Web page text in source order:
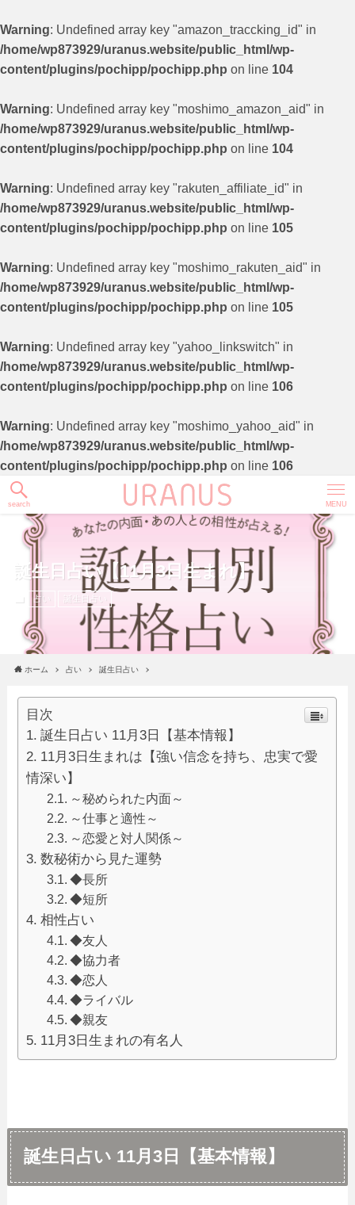
Warning: Undefined array key "amazon_traccking_id" in
/home/wp873929/uranus.website/public_html/wp-
content/plugins/pochipp/pochipp.php on line 104
Warning: Undefined array key "moshimo_amazon_aid" in
/home/wp873929/uranus.website/public_html/wp-
content/plugins/pochipp/pochipp.php on line 104
Warning: Undefined array key "rakuten_affiliate_id" in
/home/wp873929/uranus.website/public_html/wp-
content/plugins/pochipp/pochipp.php on line 105
Warning: Undefined array key "moshimo_rakuten_aid" in
/home/wp873929/uranus.website/public_html/wp-
content/plugins/pochipp/pochipp.php on line 105
Warning: Undefined array key "yahoo_linkswitch" in
/home/wp873929/uranus.website/public_html/wp-
content/plugins/pochipp/pochipp.php on line 106
Warning: Undefined array key "moshimo_yahoo_aid" in
/home/wp873929/uranus.website/public_html/wp-
content/plugins/pochipp/pochipp.php on line 106
search MENU
誕生日占い【11月3日生まれ】
占い 誕生日占い
ホーム 占い 誕生日占い
目次
誕生日占い 11月3日【基本情報】
11月3日生まれは【強い信念を持ち、忠実で愛
情深い】
～秘められた内面～
～仕事と適性～
～恋愛と対人関係～
数秘術から見た運勢
◆長所
◆短所
相性占い
◆友人
◆協力者
◆恋人
◆ライバル
◆親友
11月3日生まれの有名人
誕生日占い 11月3日【基本情報】